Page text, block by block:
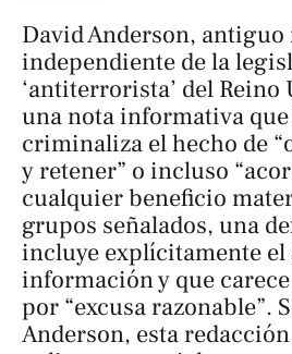
David Anderson,
independiente de la
‘antiterrorista’ del Reino
una nota informativa
criminaliza el hecho de
y retener” o incluso
cualquier beneficio
grupos señalados, una
incluye explícitamente el
información y que
por “excusa razonable”.
Anderson, esta